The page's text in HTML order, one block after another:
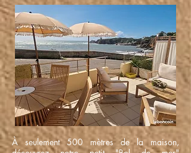
À seulement 500 mètres de la maison,